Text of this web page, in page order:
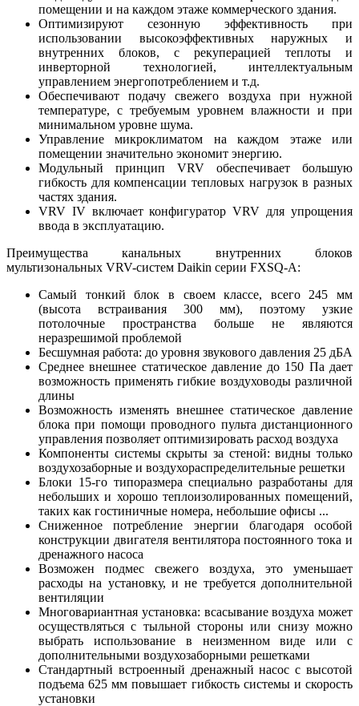
помещении и на каждом этаже коммерческого здания.
Оптимизируют сезонную эффективность при
использовании высокоэффективных наружных и
внутренних блоков, с рекуперацией теплоты и
инверторной технологией, интеллектуальным
управлением энергопотреблением и т.д.
Обеспечивают подачу свежего воздуха при нужной
температуре, с требуемым уровнем влажности и при
минимальном уровне шума.
Управление микроклиматом на каждом этаже или
помещении значительно экономит энергию.
Модульный принцип VRV обеспечивает большую
гибкость для компенсации тепловых нагрузок в разных
частях здания.
VRV IV включает конфигуратор VRV для упрощения
ввода в эксплуатацию.
Преимущества канальных внутренних блоков
мультизональных VRV-систем Daikin серии FXSQ-A:
Самый тонкий блок в своем классе, всего 245 мм
(высота встраивания 300 мм), поэтому узкие
потолочные пространства больше не являются
неразрешимой проблемой
Бесшумная работа: до уровня звукового давления 25 дБА
Среднее внешнее статическое давление до 150 Па дает
возможность применять гибкие воздуховоды различной
длины
Возможность изменять внешнее статическое давление
блока при помощи проводного пульта дистанционного
управления позволяет оптимизировать расход воздуха
Компоненты системы скрыты за стеной: видны только
воздухозаборные и воздухораспределительные решетки
Блоки 15-го типоразмера специально разработаны для
небольших и хорошо теплоизолированных помещений,
таких как гостиничные номера, небольшие офисы ...
Сниженное потребление энергии благодаря особой
конструкции двигателя вентилятора постоянного тока и
дренажного насоса
Возможен подмес свежего воздуха, это уменьшает
расходы на установку, и не требуется дополнительной
вентиляции
Многовариантная установка: всасывание воздуха может
осуществляться с тыльной стороны или снизу можно
выбрать использование в неизменном виде или с
дополнительными воздухозаборными решетками
Стандартный встроенный дренажный насос с высотой
подъема 625 мм повышает гибкость системы и скорость
установки